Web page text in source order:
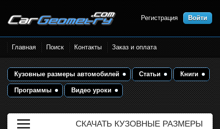
Размеры кузова автомобилей.
Контрольные точки и кузовные
размеры. Геометрия кузова
Регистрация Войти
Главная Поиск Контакты Заказ и оплата
Кузовные размеры автомобилей Статьи Книги
Программы Видео уроки
СКАЧАТЬ КУЗОВНЫЕ РАЗМЕРЫ